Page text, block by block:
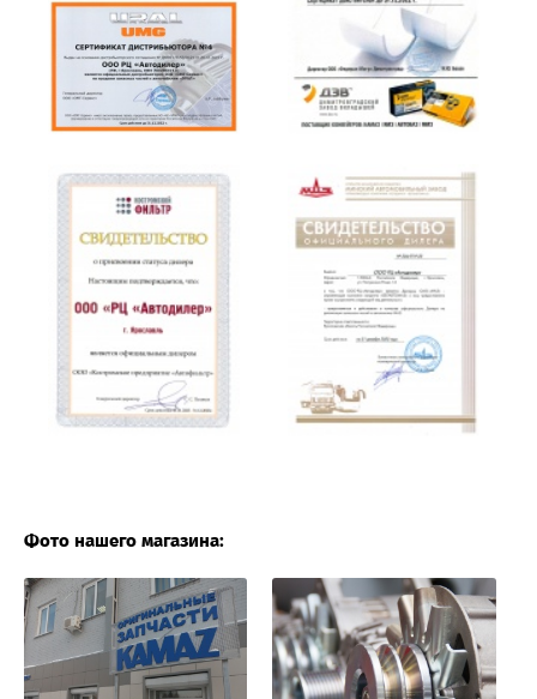
Фото нашего магазина: